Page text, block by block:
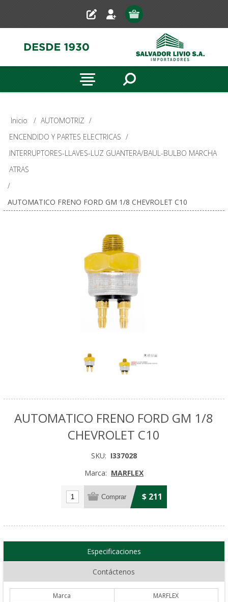
Inicio / AUTOMOTRIZ /
ENCENDIDO Y PARTES ELECTRICAS /
INTERRUPTORES-LLAVES-LUZ GUANTERA/BAUL-BULBO MARCHA
ATRAS
/
AUTOMATICO FRENO FORD GM 1/8 CHEVROLET C10
AUTOMATICO FRENO FORD GM 1/8
CHEVROLET C10
SKU: I337028
Marca: MARFLEX
$ 211
Especificaciones
Contáctenos
Marca MARFLEX